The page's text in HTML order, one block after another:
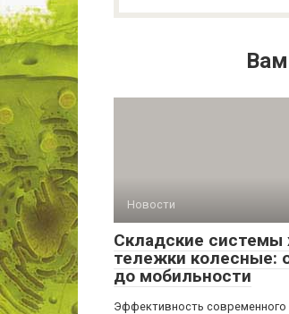
Новости
Складские системы
тележки колесные:
до мобильности
Эффективность современного